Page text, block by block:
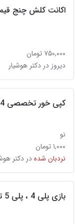
اکانت کلش چنج
۷۵۰,۰۰۰ تومان
دیروز در دکتر هوشیار
کپی خور تخصصی PS4 و PS5 و نصب بازی
نو
۱,۰۰۰ تومان
نردبان شدهدر دکتر
بازی پلی 4 ، پلی 5 تمیز بی خط خش